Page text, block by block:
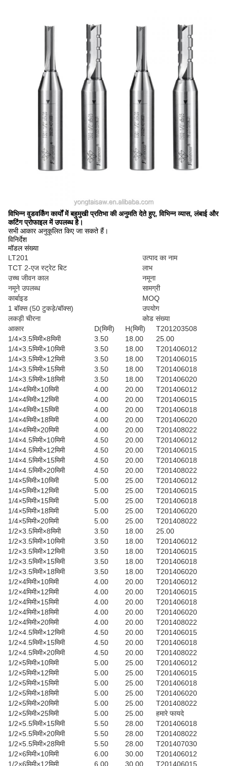
विभिन्न वुडवर्किंग कार्यों में बहुमुखी प्रतिभा की अनुमति देते हुए, विभिन्न व्यास, लंबाई और
कटिंग प्रोफाइल में उपलब्ध है।
सभी आकार अनुकूलित किए जा सकते हैं।
विनिर्देश
मॉडल संख्या
LT201
उत्पाद का नाम
TCT 2-एज स्ट्रेट बिट
लाभ
उच्च जीवन काल
नमूना
नमूने उपलब्ध
सामग्री
कार्बाइड
MOQ
1 बॉक्स (50 टुकड़े/बॉक्स)
उपयोग
लकड़ी चीरना
कोड संख्या
आकार
D(मिमी) H(मिमी)
T201203508
1/4×3.5मिमी×8मिमी
3.50 18.00
25.00
1/4×3.5मिमी×10मिमी
3.50 18.00
T201406012
1/4×3.5मिमी×12मिमी
3.50 18.00
T201406015
1/4×3.5मिमी×15मिमी
3.50 18.00
T201406018
1/4×3.5मिमी×18मिमी
3.50 18.00
T201406020
1/4×4मिमी×10मिमी
4.00 20.00
T201406012
1/4×4मिमी×12मिमी
4.00 20.00
T201406015
1/4×4मिमी×15मिमी
4.00 20.00
T201406018
1/4×4मिमी×18मिमी
4.00 20.00
T201406020
1/4×4मिमी×20मिमी
4.00 20.00
T201408022
1/4×4.5मिमी×10मिमी
4.50 20.00
T201406012
1/4×4.5मिमी×12मिमी
4.50 20.00
T201406015
1/4×4.5मिमी×15मिमी
4.50 20.00
T201406018
1/4×4.5मिमी×20मिमी
4.50 20.00
T201408022
1/4×5मिमी×10मिमी
5.00 25.00
T201406012
1/4×5मिमी×12मिमी
5.00 25.00
T201406015
1/4×5मिमी×15मिमी
5.00 25.00
T201406018
1/4×5मिमी×18मिमी
5.00 25.00
T201406020
1/4×5मिमी×20मिमी
5.00 25.00
T201408022
1/2×3.5मिमी×8मिमी
3.50 18.00
25.00
1/2×3.5मिमी×10मिमी
3.50 18.00
T201406012
1/2×3.5मिमी×12मिमी
3.50 18.00
T201406015
1/2×3.5मिमी×15मिमी
3.50 18.00
T201406018
1/2×3.5मिमी×18मिमी
3.50 18.00
T201406020
1/2×4मिमी×10मिमी
4.00 20.00
T201406012
1/2×4मिमी×12मिमी
4.00 20.00
T201406015
1/2×4मिमी×15मिमी
4.00 20.00
T201406018
1/2×4मिमी×18मिमी
4.00 20.00
T201406020
1/2×4मिमी×20मिमी
4.00 20.00
T201408022
1/2×4.5मिमी×12मिमी
4.50 20.00
T201406015
1/2×4.5मिमी×15मिमी
4.50 20.00
T201406018
1/2×4.5मिमी×20मिमी
4.50 20.00
T201408022
1/2×5मिमी×10मिमी
5.00 25.00
T201406012
1/2×5मिमी×12मिमी
5.00 25.00
T201406015
1/2×5मिमी×15मिमी
5.00 25.00
T201406018
1/2×5मिमी×18मिमी
5.00 25.00
T201406020
1/2×5मिमी×20मिमी
5.00 25.00
T201408022
1/2×5मिमी×25मिमी
5.00 25.00
हमारे फायदे
1/2×5.5मिमी×15मिमी
5.50 28.00
T201406018
1/2×5.5मिमी×20मिमी
5.50 28.00
T201408022
1/2×5.5मिमी×28मिमी
5.50 28.00
T201407030
1/2×6मिमी×10मिमी
6.00 30.00
T201406012
1/2×6मिमी×12मिमी
6.00 30.00 T201406015